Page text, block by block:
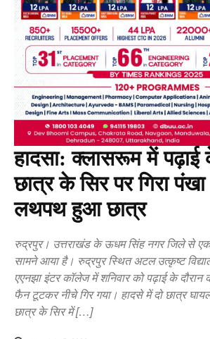
हादसा: क्लासरूम में पढ़ाई
छात्र के सिर पर गिरा
लथपथ हुआ छात्र
रुद्रपुर। उत्तराखंड के ऊधम सिंह नगर जिले से
सामने आया है। रुद्रपुर स्थित अटल उत्कृष्ट
एएनझा इंटर कॉलेज में शनिवार को पढ़ाई के दौरान
फैन टूटकर नीचे गिर गया। हादसे में दो छात्र
छात्र के सिर में […]